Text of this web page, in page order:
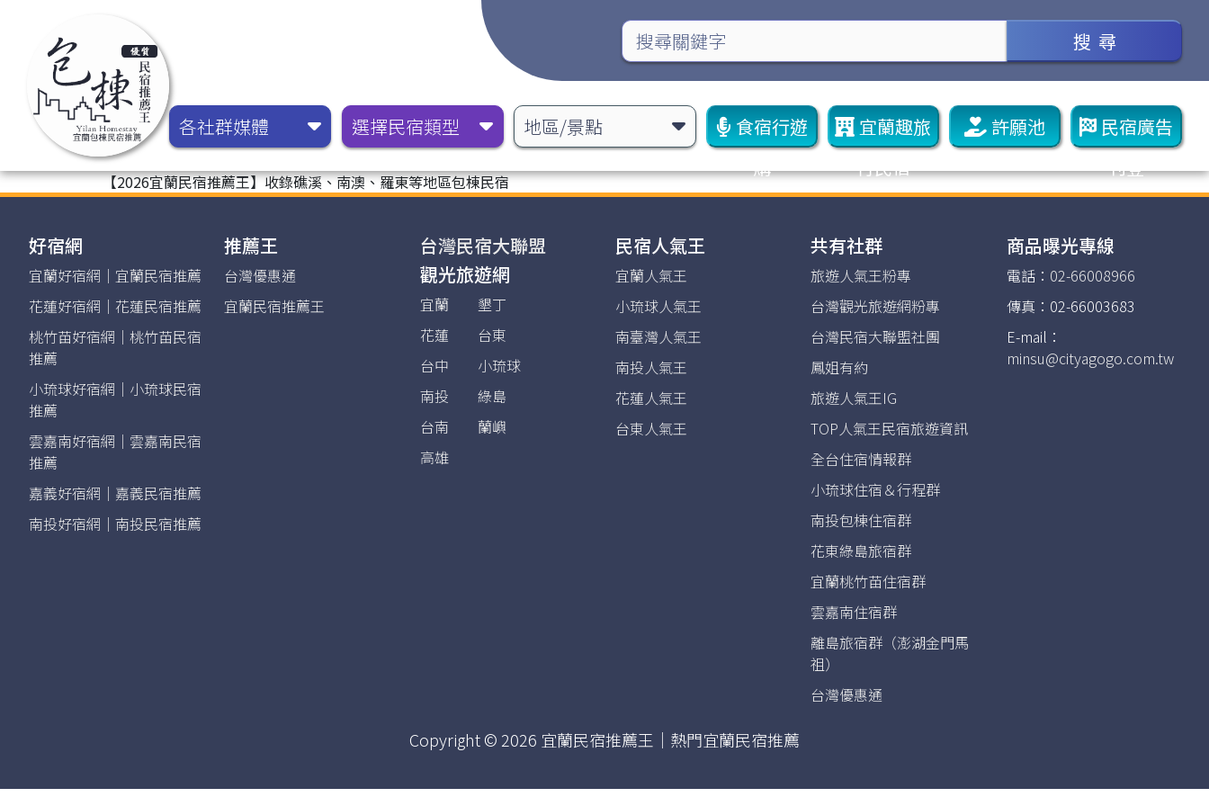
搜 尋
各社群媒體 選擇民宿類型 地區/景點
食宿行遊
購
宜蘭趣旅
行民宿
許願池
民宿廣告
刊登
【2026宜蘭民宿推薦王】收錄礁溪、南澳、羅東等地區包棟民宿
好宿網
宜蘭好宿網｜宜蘭民宿推薦
花蓮好宿網｜花蓮民宿推薦
桃竹苗好宿網｜桃竹苗民宿
推薦
小琉球好宿網｜小琉球民宿
推薦
雲嘉南好宿網｜雲嘉南民宿
推薦
嘉義好宿網｜嘉義民宿推薦
南投好宿網｜南投民宿推薦
推薦王
台灣優惠通
宜蘭民宿推薦王
台灣民宿大聯盟
觀光旅遊網
宜蘭
墾丁
花蓮
台東
台中
小琉球
南投
綠島
台南
蘭嶼
高雄
民宿人氣王
宜蘭人氣王
小琉球人氣王
南臺灣人氣王
南投人氣王
花蓮人氣王
台東人氣王
共有社群
旅遊人氣王粉專
台灣觀光旅遊網粉專
台灣民宿大聯盟社團
鳳姐有約
旅遊人氣王IG
TOP人氣王民宿旅遊資訊
全台住宿情報群
小琉球住宿＆行程群
南投包棟住宿群
花東綠島旅宿群
宜蘭桃竹苗住宿群
雲嘉南住宿群
離島旅宿群（澎湖金門馬
祖）
台灣優惠通
商品曝光專線
電話： 02-66008966
傳真：02-66003683
E-mail：
minsu@cityagogo.com.tw
Copyright © 2026 宜蘭民宿推薦王｜熱門宜蘭民宿推薦